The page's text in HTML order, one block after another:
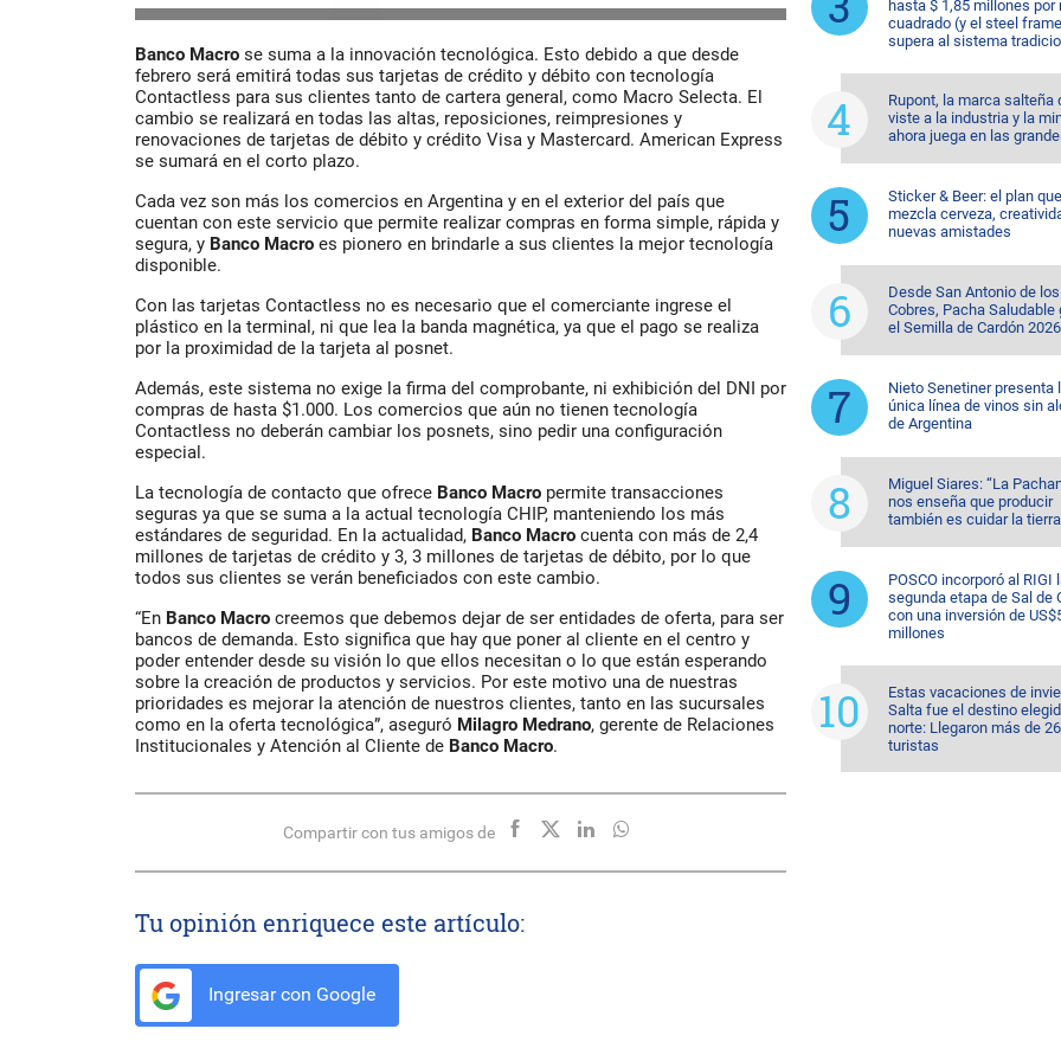
Banco Macro se suma a la innovación tecnológica. Esto debido a que desde
febrero será emitirá todas sus tarjetas de crédito y débito con tecnología
Contactless para sus clientes tanto de cartera general, como Macro Selecta. El
cambio se realizará en todas las altas, reposiciones, reimpresiones y
renovaciones de tarjetas de débito y crédito Visa y Mastercard. American Express
se sumará en el corto plazo.
Cada vez son más los comercios en Argentina y en el exterior del país que
cuentan con este servicio que permite realizar compras en forma simple, rápida y
segura, y Banco Macro es pionero en brindarle a sus clientes la mejor tecnología
disponible.
Con las tarjetas Contactless no es necesario que el comerciante ingrese el
plástico en la terminal, ni que lea la banda magnética, ya que el pago se realiza
por la proximidad de la tarjeta al posnet.
Además, este sistema no exige la firma del comprobante, ni exhibición del DNI por
compras de hasta $1.000. Los comercios que aún no tienen tecnología
Contactless no deberán cambiar los posnets, sino pedir una configuración
especial.
La tecnología de contacto que ofrece Banco Macro permite transacciones
seguras ya que se suma a la actual tecnología CHIP, manteniendo los más
estándares de seguridad. En la actualidad, Banco Macro cuenta con más de 2,4
millones de tarjetas de crédito y 3, 3 millones de tarjetas de débito, por lo que
todos sus clientes se verán beneficiados con este cambio.
“En Banco Macro creemos que debemos dejar de ser entidades de oferta, para ser
bancos de demanda. Esto significa que hay que poner al cliente en el centro y
poder entender desde su visión lo que ellos necesitan o lo que están esperando
sobre la creación de productos y servicios. Por este motivo una de nuestras
prioridades es mejorar la atención de nuestros clientes, tanto en las sucursales
como en la oferta tecnológica”, aseguró Milagro Medrano, gerente de Relaciones
Institucionales y Atención al Cliente de Banco Macro.
Compartir con tus amigos de
Tu opinión enriquece este artículo:
Ingresar con Google
hasta $ 1,85 millones por
cuadrado (y el steel frame
supera al sistema
Rupont, la marca salteña
viste a la industria y la
ahora juega en las
Sticker & Beer: el plan que
mezcla cerveza,
nuevas amistades
Desde San Antonio de los
Cobres, Pacha Saludable
el Semilla de Cardón 2026
Nieto Senetiner presenta
única línea de vinos sin
de Argentina
Miguel Siares: “La
nos enseña que producir
también es cuidar la
POSCO incorporó al RIGI
segunda etapa de Sal de
con una inversión de
millones
Estas vacaciones de
Salta fue el destino
norte: Llegaron más de
turistas